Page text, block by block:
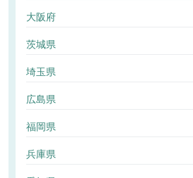
大阪府
茨城県
埼玉県
広島県
福岡県
兵庫県